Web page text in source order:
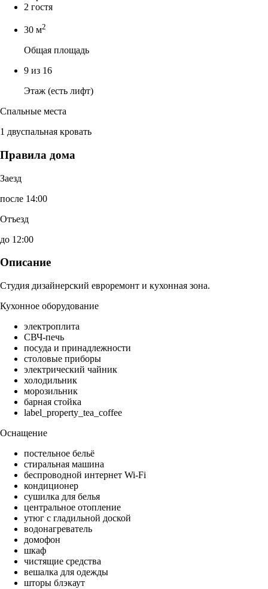
2 гостя
30 м2
Общая площадь
9 из 16
Этаж (есть лифт)
Спальные места
1 двуспальная кровать
Правила дома
Заезд
после 14:00
Отъезд
до 12:00
Описание
Студия дизайнерский евроремонт и кухонная зона.
Кухонное оборудование
электроплита
СВЧ-печь
посуда и принадлежности
столовые приборы
электрический чайник
холодильник
морозильник
барная стойка
label_property_tea_coffee
Оснащение
постельное бельё
стиральная машина
беспроводной интернет Wi-Fi
кондиционер
сушилка для белья
центральное отопление
утюг с гладильной доской
водонагреватель
домофон
шкаф
чистящие средства
вешалка для одежды
шторы блэкаут